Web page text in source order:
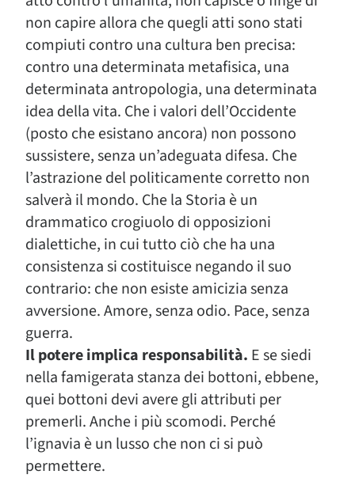
non capire allora che quegli atti sono stati
compiuti contro una cultura ben precisa:
contro una determinata metafisica, una
determinata antropologia, una determinata
idea della vita. Che i valori dell’Occidente
(posto che esistano ancora) non possono
sussistere, senza un’adeguata difesa. Che
l’astrazione del politicamente corretto non
salverà il mondo. Che la Storia è un
drammatico crogiuolo di opposizioni
dialettiche, in cui tutto ciò che ha una
consistenza si costituisce negando il suo
contrario: che non esiste amicizia senza
avversione. Amore, senza odio. Pace, senza
guerra.
Il potere implica responsabilità. E se siedi
nella famigerata stanza dei bottoni, ebbene,
quei bottoni devi avere gli attributi per
premerli. Anche i più scomodi. Perché
l’ignavia è un lusso che non ci si può
permettere.